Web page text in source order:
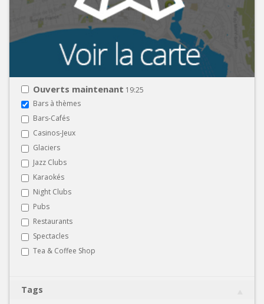
Ouverts maintenant 19:25
Bars à thèmes
Bars-Cafés
Casinos-Jeux
Glaciers
Jazz Clubs
Karaokés
Night Clubs
Pubs
Restaurants
Spectacles
Tea & Coffee Shop
Tags